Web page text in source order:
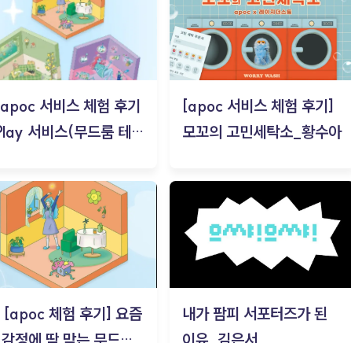
서비스 체험 후기
서비스(무드룸 테스
[apoc 서비스 체험 후기]
모꼬의 고민세탁소_황수아
[apoc 체험 후기] 요즘
내가 팜피 서포터즈가 된